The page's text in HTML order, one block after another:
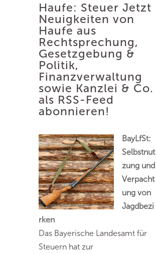
Haufe: Steuer Jetzt
Neuigkeiten von
Haufe aus
Rechtsprechung,
Gesetzgebung &
Politik,
Finanzverwaltung
sowie Kanzlei & Co.
als RSS-Feed
abonnieren!
BayLfSt:
Selbstnut
zung und
Verpacht
ung von
Jagdbezi
rken
Das Bayerische Landesamt für
Steuern hat zur